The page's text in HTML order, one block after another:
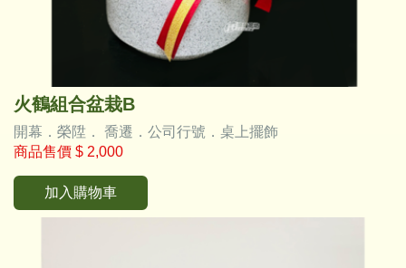
火鶴組合盆栽B
開幕．榮陞． 喬遷．公司行號．桌上擺飾
商品售價 $ 2,000
加入購物車